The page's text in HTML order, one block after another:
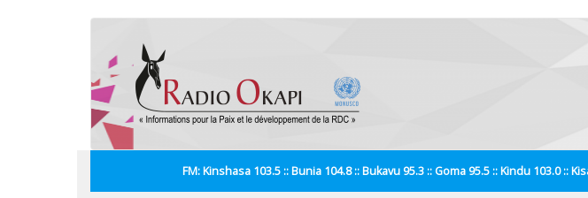
FM: Kinshasa 103.5 :: Bunia 104.8 :: Bukavu 95.3 :: Goma 95.5 :: Kindu 103.0 ::